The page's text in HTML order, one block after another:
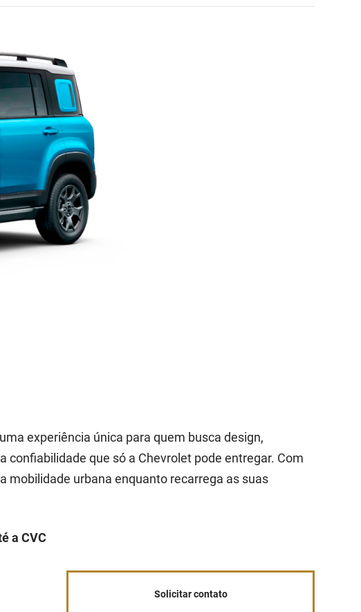
experiência única para quem busca design,
confiabilidade que só a Chevrolet pode entregar. Com
mobilidade urbana enquanto recarrega as suas
a CVC
Solicitar contato